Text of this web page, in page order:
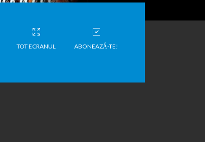
TOT ECRANUL ABONEAZĂ-TE!